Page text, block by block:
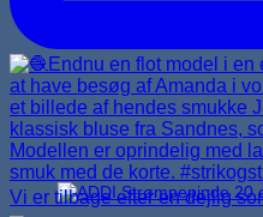
Vi er tilbage efter en dejlig